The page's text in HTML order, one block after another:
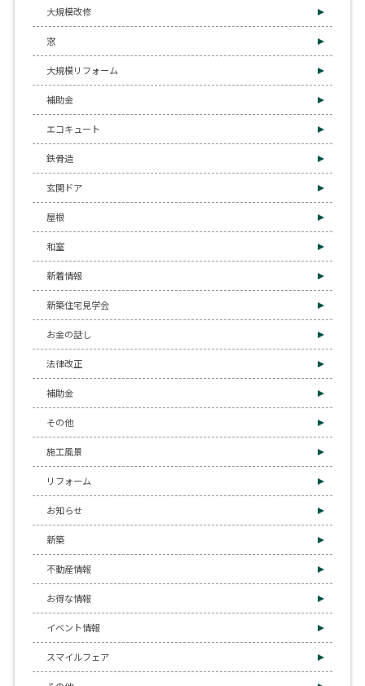
大規模改修
窓
大規模リフォーム
補助金
エコキュート
鉄骨造
玄関ドア
屋根
和室
新着情報
新築住宅見学会
お金の話し
法律改正
補助金
その他
施工風景
リフォーム
お知らせ
新築
不動産情報
お得な情報
イベント情報
スマイルフェア